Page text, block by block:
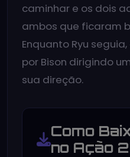
caminhar e os dois
ambos que ficaram
Enquanto Ryu
por Bison dirigindo
sua direção.
Como
no Ação